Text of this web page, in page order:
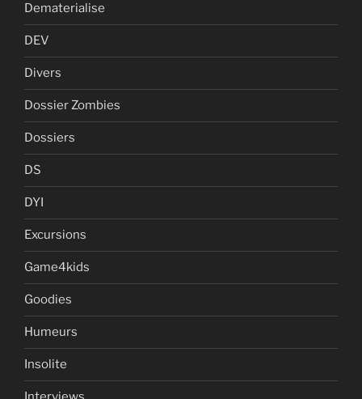
Dematerialise
DEV
Divers
Dossier Zombies
Dossiers
DS
DYI
Excursions
Game4kids
Goodies
Humeurs
Insolite